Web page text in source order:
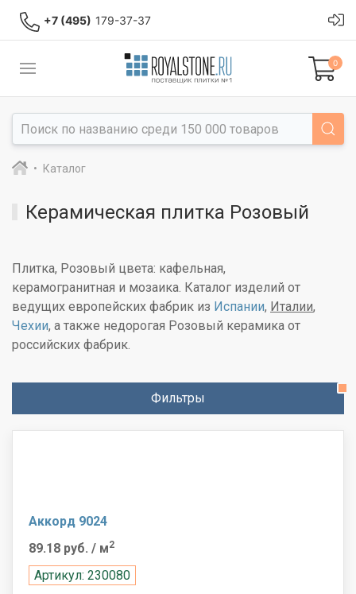
+7 (495) 179-37-37
0
Каталог
Керамическая плитка Розовый
Плитка, Розовый цвета: кафельная,
керамогранитная и мозаика. Каталог изделий от
ведущих европейских фабрик из Испании, Италии,
Чехии, а также недорогая Розовый керамика от
российских фабрик.
Фильтры
Аккорд 9024
89.18 руб. / м2
Артикул: 230080